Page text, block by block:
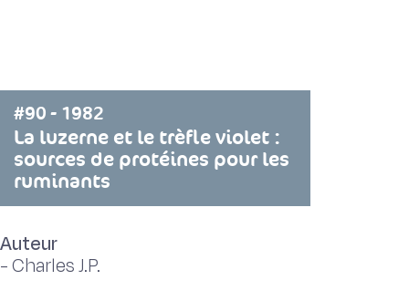
#90 - 1982
La luzerne et le trèfle violet :
sources de protéines pour les
ruminants
Auteur
-Charles J.P.